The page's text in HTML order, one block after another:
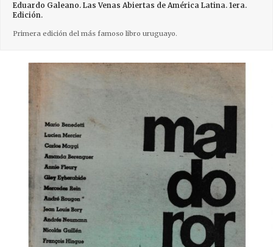
Eduardo Galeano. Las Venas Abiertas de América Latina. 1era.
Edición.
Primera edición del más famoso libro uruguayo.